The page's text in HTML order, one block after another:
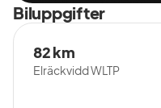
* Vi erbjuder
* 30 dagars bytesrätt
villkor påBilia.se)
Biluppgifter
Elräckvidd WLTP
82 km